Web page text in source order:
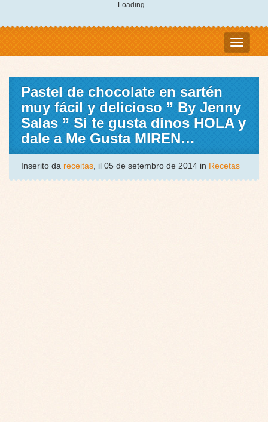
Loading...
Pastel de chocolate en sartén
muy fácil y delicioso ” By Jenny
Salas ” Si te gusta dinos HOLA y
dale a Me Gusta MIREN…
Inserito da receitas, il 05 de setembro de 2014 in Recetas